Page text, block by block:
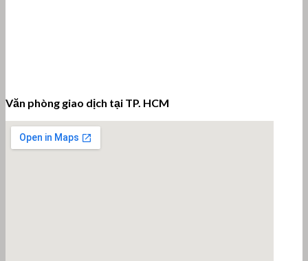
Văn phòng giao dịch tại TP. HCM